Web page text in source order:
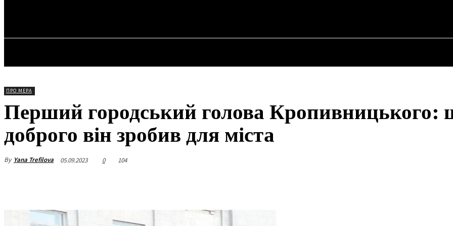
ПРО МЕРА
Перший городський голова Кропивницького:
доброго він зробив для міста
By Yana Trefilova 05.09.2023 0 104